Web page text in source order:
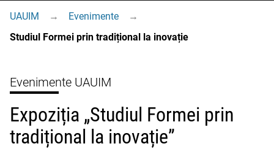
UAUIM → Evenimente
→
Studiul Formei prin tradițional la inovație
Evenimente UAUIM
Expoziția „Studiul Formei prin
tradițional la inovație”